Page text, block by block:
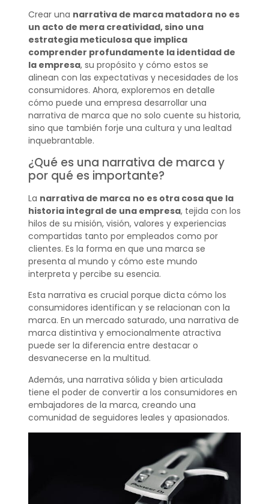
Crear una narrativa de marca matadora no es
un acto de mera creatividad, sino una
estrategia meticulosa que implica
comprender profundamente la identidad de
la empresa, su propósito y cómo estos se
alinean con las expectativas y necesidades de los
consumidores. Ahora, exploremos en detalle
cómo puede una empresa desarrollar una
narrativa de marca que no solo cuente su historia,
sino que también forje una cultura y una lealtad
inquebrantable.
¿Qué es una narrativa de marca y
por qué es importante?
La narrativa de marca no es otra cosa que la
historia integral de una empresa, tejida con los
hilos de su misión, visión, valores y experiencias
compartidas tanto por empleados como por
clientes. Es la forma en que una marca se
presenta al mundo y cómo este mundo
interpreta y percibe su esencia.
Esta narrativa es crucial porque dicta cómo los
consumidores identifican y se relacionan con la
marca. En un mercado saturado, una narrativa de
marca distintiva y emocionalmente atractiva
puede ser la diferencia entre destacar o
desvanecerse en la multitud.
Además, una narrativa sólida y bien articulada
tiene el poder de convertir a los consumidores en
embajadores de la marca, creando una
comunidad de seguidores leales y apasionados.